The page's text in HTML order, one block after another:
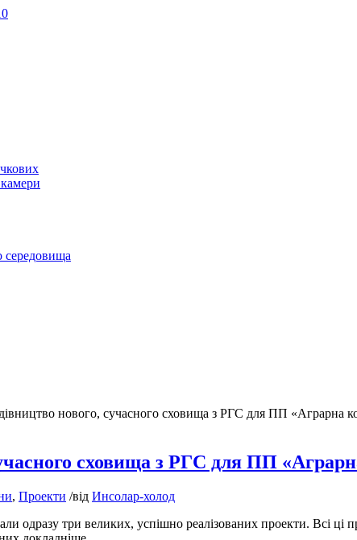
середовища
нового, сучасного сховища з РГС для ПП «Аграрна
сховища з РГС для ПП
, Проекти /від Инсолар-холод
одразу три великих, успішно реалізованих проекти. Всі ці